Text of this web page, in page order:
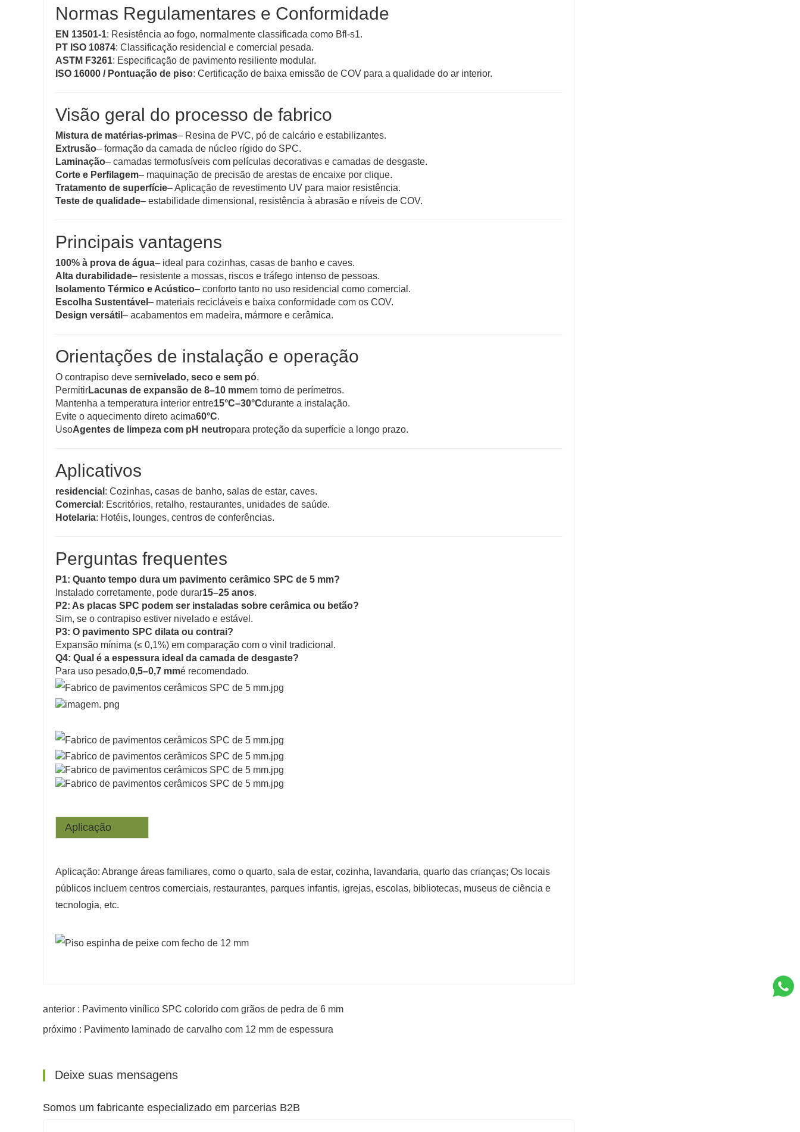
Normas Regulamentares e Conformidade
EN 13501-1: Resistência ao fogo, normalmente classificada como Bfl-s1.
PT ISO 10874: Classificação residencial e comercial pesada.
ASTM F3261: Especificação de pavimento resiliente modular.
ISO 16000 / Pontuação de piso: Certificação de baixa emissão de COV para a qualidade do ar interior.
Visão geral do processo de fabrico
Mistura de matérias-primas– Resina de PVC, pó de calcário e estabilizantes.
Extrusão– formação da camada de núcleo rígido do SPC.
Laminação– camadas termofusíveis com películas decorativas e camadas de desgaste.
Corte e Perfilagem– maquinação de precisão de arestas de encaixe por clique.
Tratamento de superfície– Aplicação de revestimento UV para maior resistência.
Teste de qualidade– estabilidade dimensional, resistência à abrasão e níveis de COV.
Principais vantagens
100% à prova de água– ideal para cozinhas, casas de banho e caves.
Alta durabilidade– resistente a mossas, riscos e tráfego intenso de pessoas.
Isolamento Térmico e Acústico– conforto tanto no uso residencial como comercial.
Escolha Sustentável – materiais recicláveis ​​e baixa conformidade com os COV.
Design versátil – acabamentos em madeira, mármore e cerâmica.
Orientações de instalação e operação
O contrapiso deve sernivelado, seco e sem pó.
PermitirLacunas de expansão de 8–10 mmem torno de perímetros.
Mantenha a temperatura interior entre15°C–30°Cdurante a instalação.
Evite o aquecimento direto acima60°C.
UsoAgentes de limpeza com pH neutropara proteção da superfície a longo prazo.
Aplicativos
residencial : Cozinhas, casas de banho, salas de estar, caves.
Comercial : Escritórios, retalho, restaurantes, unidades de saúde.
Hotelaria: Hotéis, lounges, centros de conferências.
Perguntas frequentes
P1: Quanto tempo dura um pavimento cerâmico SPC de 5 mm?
Instalado corretamente, pode durar15–25 anos.
P2: As placas SPC podem ser instaladas sobre cerâmica ou betão?
Sim, se o contrapiso estiver nivelado e estável.
P3: O pavimento SPC dilata ou contrai?
Expansão mínima (≤ 0,1%) em comparação com o vinil tradicional.
Q4: Qual é a espessura ideal da camada de desgaste?
Para uso pesado,0,5–0,7 mmé recomendado.
Aplicação
Aplicação: Abrange áreas familiares, como o quarto, sala de estar, cozinha, lavandaria, quarto das crianças; Os locais
públicos incluem centros comerciais, restaurantes, parques infantis, igrejas, escolas, bibliotecas, museus de ciência e
tecnologia, etc.
anterior : Pavimento vinílico SPC colorido com grãos de pedra de 6 mm
próximo : Pavimento laminado de carvalho com 12 mm de espessura
Deixe suas mensagens
Somos um fabricante especializado em parcerias B2B